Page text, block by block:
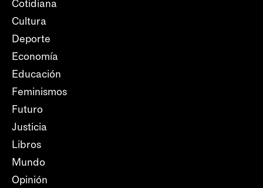
Cotidiana
Cultura
Deporte
Economía
Educación
Feminismos
Futuro
Justicia
Libros
Mundo
Opinión